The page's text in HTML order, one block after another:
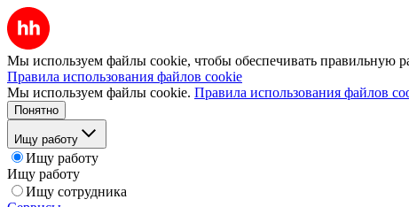
Мы используем файлы cookie, чтобы обеспечивать правильную
Правила использования файлов cookie
Мы используем файлы cookie. Правила использования файлов
Понятно
Ищу работу
Ищу работу
Ищу работу
Ищу сотрудника